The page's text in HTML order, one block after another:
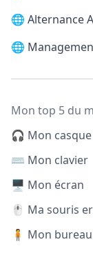
🌐 Alternance
🌐
Mon top 5 du
🎧 Mon casque
⌨️ Mon clavier
🖥️ Mon écran
🖱️ Ma souris
🧍 Mon